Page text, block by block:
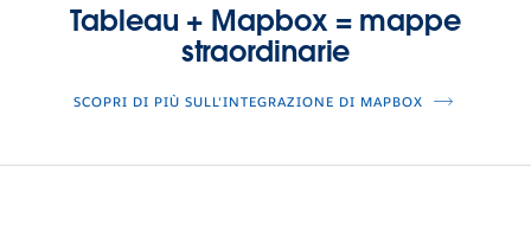
Tableau + Mapbox = mappe
straordinarie
SCOPRI DI PIÙ SULL'INTEGRAZIONE DI MAPBOX